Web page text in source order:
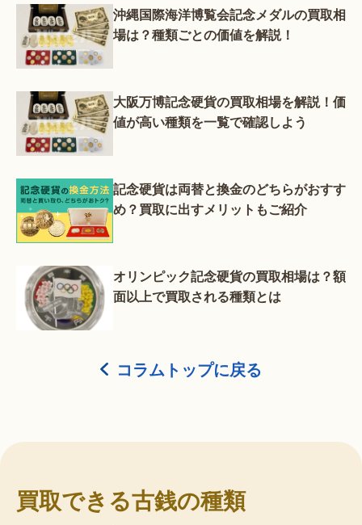
沖縄国際海洋博覧会記念メダルの買取相
場は？種類ごとの価値を解説！
大阪万博記念硬貨の買取相場を解説！価
値が高い種類を一覧で確認しよう
記念硬貨は両替と換金のどちらがおすす
め？買取に出すメリットもご紹介
オリンピック記念硬貨の買取相場は？額
面以上で買取される種類とは
コラムトップに戻る
買取できる古銭の種類